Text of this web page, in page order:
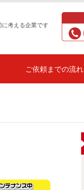
考える企業です
ご依頼までの流れ